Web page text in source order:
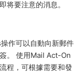
将要注意的消息。
作可以自動向新郵件
。 使用Mail Act-On
程，可根據需要和發